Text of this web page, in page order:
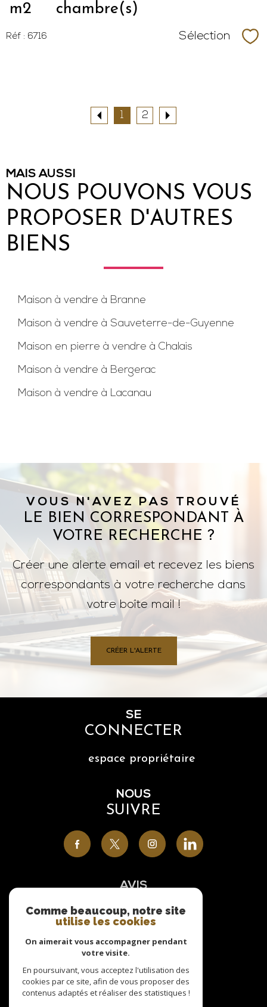
m2 chambre(s)
Réf : 6716 Sélection
1 2
MAIS AUSSI
NOUS POUVONS VOUS
PROPOSER D'AUTRES
BIENS
Maison à vendre à Branne
Maison à vendre à Sauveterre-de-Guyenne
Maison en pierre à vendre à Chalais
Maison à vendre à Bergerac
Maison à vendre à Lacanau
VOUS N'AVEZ PAS TROUVÉ
LE BIEN CORRESPONDANT À
VOTRE RECHERCHE ?
Créer une alerte email et recevez les biens
correspondants à votre recherche dans
votre boîte mail !
CRÉER L'ALERTE
SE
CONNECTER
espace propriétaire
NOUS
SUIVRE
AVIS
NOUS
ADHÉRONS
Comme beaucoup, notre site
utilise les cookies
On aimerait vous accompagner pendant
votre visite.
En poursuivant, vous acceptez l'utilisation des
cookies par ce site, afin de vous proposer des
contenus adaptés et réaliser des statistiques !